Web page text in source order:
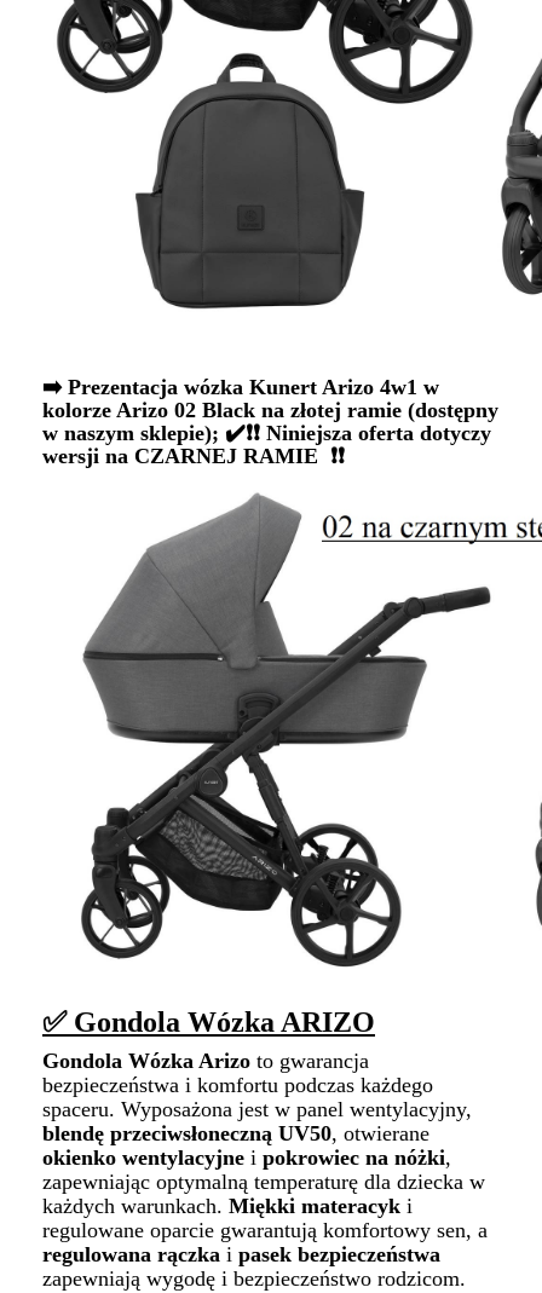
➡️ Prezentacja wózka Kunert Arizo 4w1 w
kolorze Arizo 02 Black na złotej ramie (dostępny
w naszym sklepie); ✔️❗❗ Niniejsza oferta dotyczy
wersji na CZARNEJ RAMIE ❗❗
✅ Gondola Wózka ARIZO
Gondola Wózka Arizo to gwarancja
bezpieczeństwa i komfortu podczas każdego
spaceru. Wyposażona jest w panel wentylacyjny,
blendę przeciwsłoneczną UV50, otwierane
okienko wentylacyjne i pokrowiec na nóżki,
zapewniając optymalną temperaturę dla dziecka w
każdych warunkach. Miękki materacyk i
regulowane oparcie gwarantują komfortowy sen, a
regulowana rączka i pasek bezpieczeństwa
zapewniają wygodę i bezpieczeństwo rodzicom.